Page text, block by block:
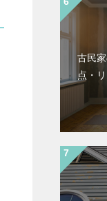
古民
点・